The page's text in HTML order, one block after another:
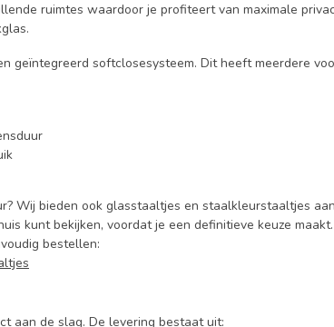
ruimtes waardoor je profiteert van maximale
geïntegreerd softclosesysteem. Dit heeft meerdere
Wij bieden ook glasstaaltjes en staalkleurstaaltjes
kunt bekijken, voordat je een definitieve keuze maakt.
bestellen:
aan de slag. De levering bestaat uit: